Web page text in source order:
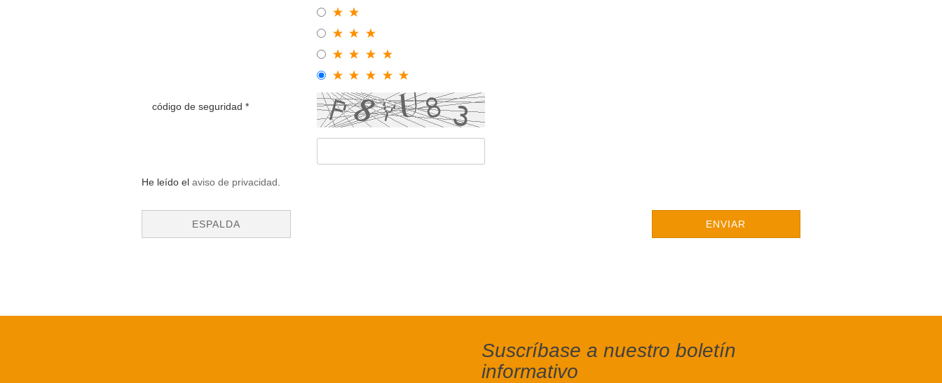
código de seguridad
He leído el aviso de privacidad
ESPALDA ENVIAR
Suscríbase a nuestro boletín
informativo